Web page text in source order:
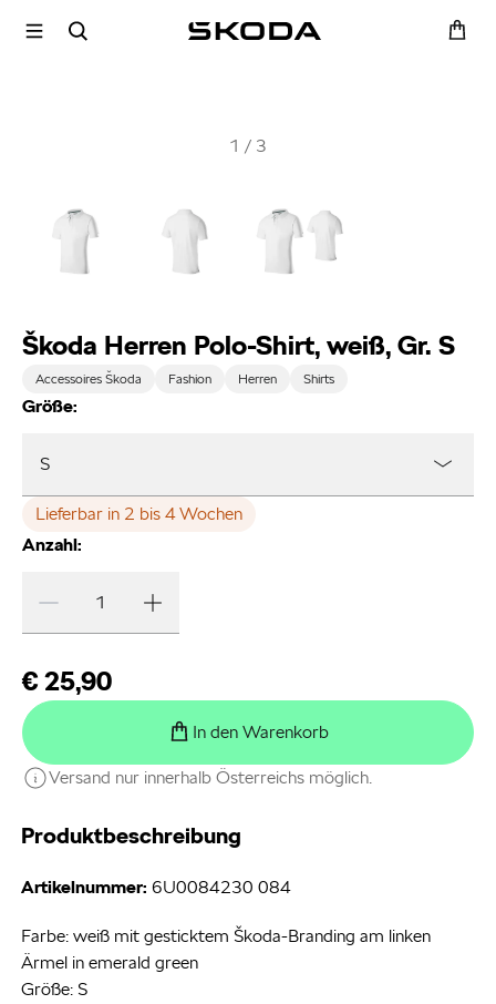
1 / 3
Produktbeschreibung
Artikelnummer: 6U0084230 084
Farbe: weiß mit gesticktem Škoda-Branding am linken
Ärmel in emerald green
Größe: S
Škoda Herren Polo-Shirt, weiß, Gr. S
Accessoires Škoda Fashion Herren Shirts
Größe:
S
Lieferbar in 2 bis 4 Wochen
Anzahl:
€ 25,90
In den Warenkorb
Versand nur innerhalb Österreichs möglich.